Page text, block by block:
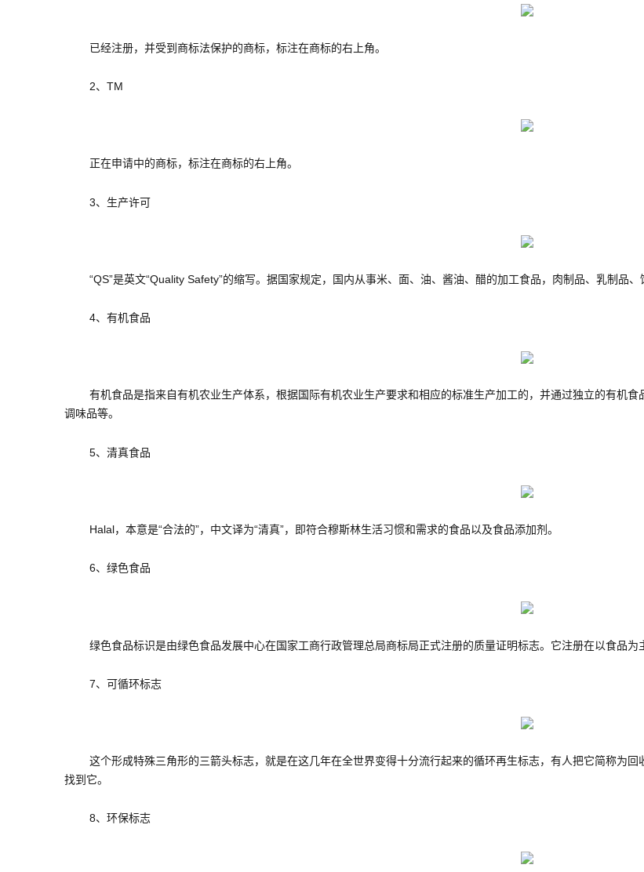
已经注册，并受到商标法保护的商标，标注在商标的右上角。
2、TM
正在申请中的商标，标注在商标的右上角。
3、生产许可
“QS”是英文“Quality Safety”的缩写。据国家规定，国内从事米、面、油、酱油、醋的加工食品，肉制品、乳制品、
4、有机食品
有机食品是指来自有机农业生产体系，根据国际有机农业生产要求和相应的标准生产加工的，并通过独立的有机食
调味品等。
5、清真食品
Halal，本意是“合法的”，中文译为“清真”，即符合穆斯林生活习惯和需求的食品以及食品添加剂。
6、绿色食品
绿色食品标识是由绿色食品发展中心在国家工商行政管理总局商标局正式注册的质量证明标志。它注册在以食品为
7、可循环标志
这个形成特殊三角形的三箭头标志，就是在这几年在全世界变得十分流行起来的循环再生标志，有人把它简称为回
找到它。
8、环保标志